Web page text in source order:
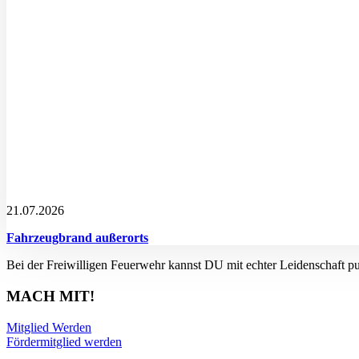
21.07.2026
Fahrzeugbrand außerorts
Bei der Freiwilligen Feuerwehr kannst DU mit echter Leidenschaft
MACH MIT!
Mitglied Werden
Fördermitglied werden